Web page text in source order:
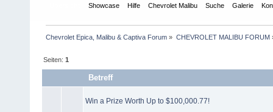
Showcase Hilfe Chevrolet Malibu Suche Galerie
Chevrolet Epica, Malibu & Captiva Forum » CHEVROLET MALIBU FORUM
Seiten:1
Betreff
Win a Prize Worth Up to $100,000.77!